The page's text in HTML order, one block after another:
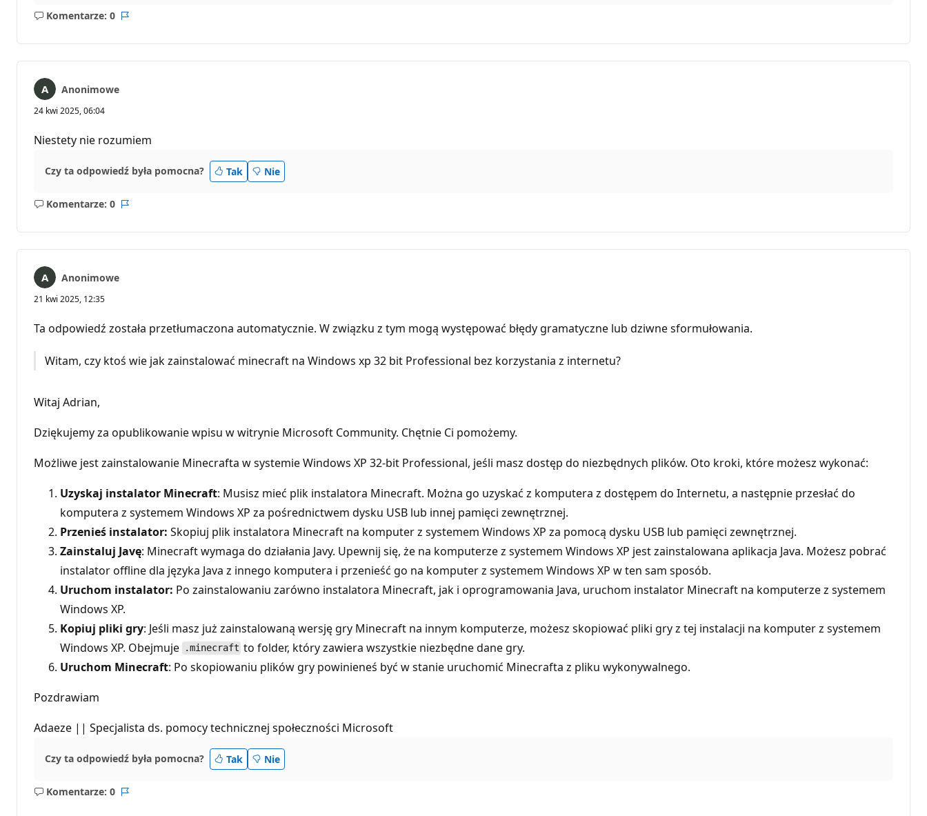
Komentarze: 0
Brak
Anonimowe
24 kwi 2025, 06:04
Niestety nie rozumiem
Czy ta odpowiedź była pomocna? Tak Nie
Komentarze: 0
Brak
Anonimowe
21 kwi 2025, 12:35
Ta odpowiedź została przetłumaczona automatycznie. W związku z tym mogą występować błędy gramatyczne lub dziwne sformułowania.
Witam, czy ktoś wie jak zainstalować minecraft na Windows xp 32 bit Professional bez korzystania z internetu?
Witaj Adrian,
Dziękujemy za opublikowanie wpisu w witrynie Microsoft Community. Chętnie Ci pomożemy.
Możliwe jest zainstalowanie Minecrafta w systemie Windows XP 32-bit Professional, jeśli masz dostęp do niezbędnych plików. Oto kroki, które możesz wykonać:
Uzyskaj instalator Minecraft: Musisz mieć plik instalatora Minecraft. Można go uzyskać z komputera z dostępem do Internetu, a następnie przesłać do
komputera z systemem Windows XP za pośrednictwem dysku USB lub innej pamięci zewnętrznej.
Przenieś instalator: Skopiuj plik instalatora Minecraft na komputer z systemem Windows XP za pomocą dysku USB lub pamięci zewnętrznej.
Zainstaluj Javę: Minecraft wymaga do działania Javy. Upewnij się, że na komputerze z systemem Windows XP jest zainstalowana aplikacja Java. Możesz pobrać
instalator offline dla języka Java z innego komputera i przenieść go na komputer z systemem Windows XP w ten sam sposób.
Uruchom instalator: Po zainstalowaniu zarówno instalatora Minecraft, jak i oprogramowania Java, uruchom instalator Minecraft na komputerze z systemem
Windows XP.
Kopiuj pliki gry: Jeśli masz już zainstalowaną wersję gry Minecraft na innym komputerze, możesz skopiować pliki gry z tej instalacji na komputer z systemem
Windows XP. Obejmuje
.minecraft to folder, który zawiera wszystkie niezbędne dane gry.
Uruchom Minecraft: Po skopiowaniu plików gry powinieneś być w stanie uruchomić Minecrafta z pliku wykonywalnego.
Pozdrawiam
Adaeze || Specjalista ds. pomocy technicznej społeczności Microsoft
Czy ta odpowiedź była pomocna? Tak Nie
Komentarze: 0
Brak